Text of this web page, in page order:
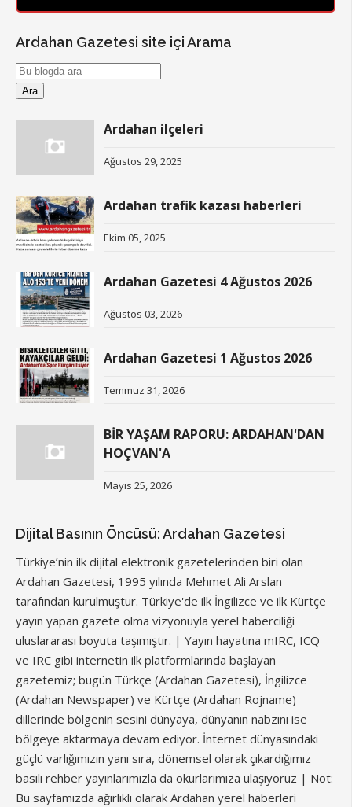
Ardahan Gazetesi site içi Arama
Ardahan ilçeleri
Ağustos 29, 2025
Ardahan trafik kazası haberleri
Ekim 05, 2025
Ardahan Gazetesi 4 Ağustos 2026
Ağustos 03, 2026
Ardahan Gazetesi 1 Ağustos 2026
Temmuz 31, 2026
BİR YAŞAM RAPORU: ARDAHAN'DAN
HOÇVAN'A
Mayıs 25, 2026
Dijital Basının Öncüsü: Ardahan Gazetesi
Türkiye’nin ilk dijital elektronik gazetelerinden biri olan
Ardahan Gazetesi, 1995 yılında Mehmet Ali Arslan
tarafından kurulmuştur. Türkiye'de ilk İngilizce ve ilk Kürtçe
yayın yapan gazete olma vizyonuyla yerel haberciliği
uluslararası boyuta taşımıştır. | Yayın hayatına mIRC, ICQ
ve IRC gibi internetin ilk platformlarında başlayan
gazetemiz; bugün Türkçe (Ardahan Gazetesi), İngilizce
(Ardahan Newspaper) ve Kürtçe (Ardahan Rojname)
dillerinde bölgenin sesini dünyaya, dünyanın nabzını ise
bölgeye aktarmaya devam ediyor. İnternet dünyasındaki
güçlü varlığımızın yanı sıra, dönemsel olarak çıkardığımız
basılı rehber yayınlarımızla da okurlarımıza ulaşıyoruz | Not:
Bu sayfamızda ağırlıklı olarak Ardahan yerel haberleri